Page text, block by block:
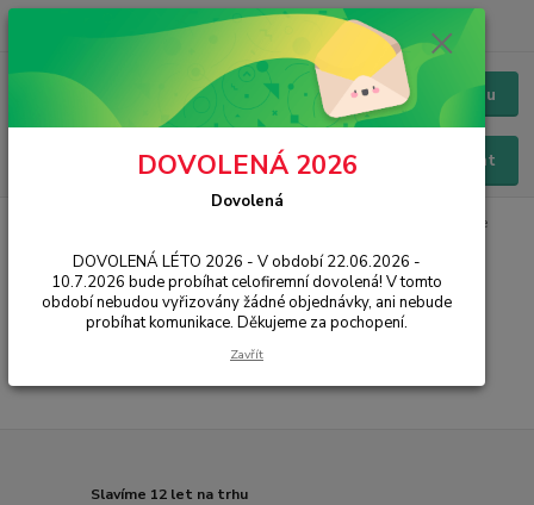
Menu
Hledat
Chat / Online podpora - 24/7
Dokovací stanice
Dokovací stanice
Slavíme 12 let na trhu
DOVOLENÁ 2026
Dovolená
DOVOLENÁ LÉTO 2026 - V období 22.06.2026 -
10.7.2026 bude probíhat celofiremní dovolená! V tomto
období nebudou vyřizovány žádné objednávky, ani nebude
probíhat komunikace. Děkujeme za pochopení.
Zavřít